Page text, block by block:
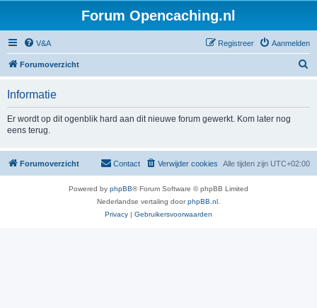
Forum Opencaching.nl
V&A Aanmelden
Registreer
Forumoverzicht
Informatie
Er wordt op dit ogenblik hard aan dit nieuwe forum gewerkt. Kom later nog
eens terug.
Forumoverzicht Alle tijden zijn UTC+02:00
Verwijder cookies
Contact
Powered by phpBB® Forum Software © phpBB Limited
Nederlandse vertaling doorphpBB.nl
Privacy | Gebruikersvoorwaarden